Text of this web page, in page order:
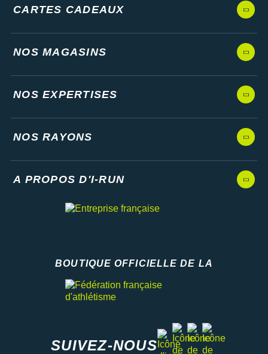
CARTES CADEAUX
NOS MAGASINS
NOS EXPERTISES
NOS RAYONS
A PROPOS D'I-RUN
BOUTIQUE OFFICIELLE DE LA
SUIVEZ-NOUS
instagram
facebook
stravayoutube